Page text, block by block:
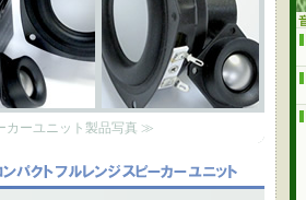
カーユニット製品写真 ≫